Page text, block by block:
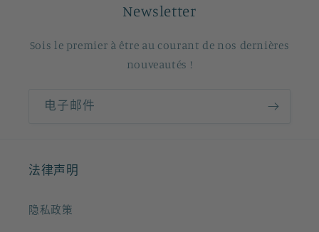
Newsletter
Sois le premier à être au courant de nos dernières
nouveautés !
电子邮件
法律声明
隐私政策